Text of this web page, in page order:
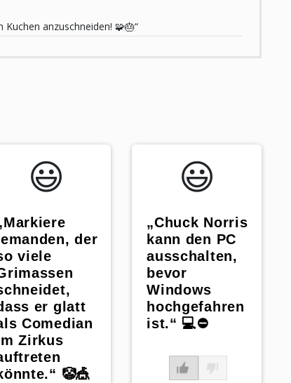
anzuschneiden! 🧩🎂“
😃️
der
viele
er glatt
Comedian
Zirkus
🤡🎪
😃️
„Chuck Norris
kann den PC
ausschalten,
bevor
Windows
hochgefahren
ist.“ 💻⛔